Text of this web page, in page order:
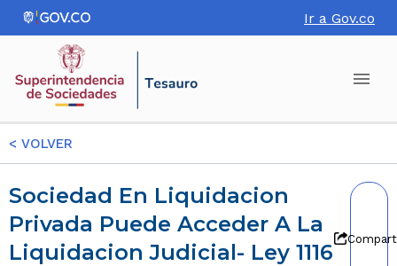
Ir a Gov.co
< VOLVER
Sociedad En Liquidacion
Privada Puede Acceder A La
Liquidacion Judicial- Ley 1116